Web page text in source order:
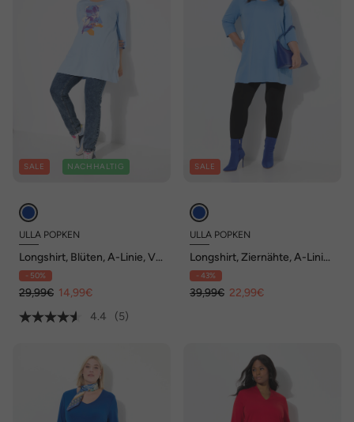
SALE NACHHALTIG
ULLA POPKEN
Longshirt, Blüten, A-Linie, V-
Ausschnitt, 3/4-Arm
- 50%
29,99€ 14,99€
4.4
(5)
SALE
ULLA POPKEN
Longshirt, Ziernähte, A-Linie,
V-Ausschnitt, 3/4-Arm
- 43%
39,99€ 22,99€